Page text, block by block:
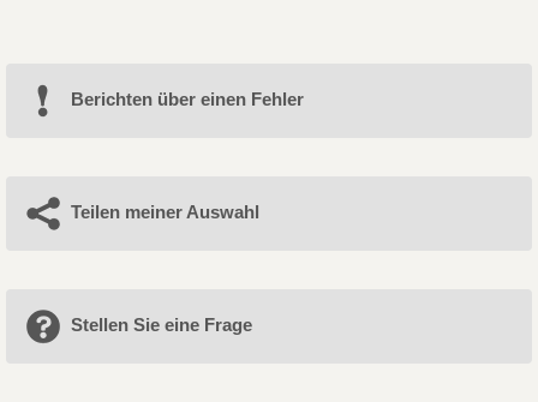
Berichten über einen Fehler
Teilen meiner Auswahl
Stellen Sie eine Frage